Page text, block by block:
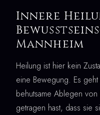
Innere
Mannheim
Heilung ist hier kein
eine Bewegung. Es
behutsame Ablegen
getragen hast, dass sie